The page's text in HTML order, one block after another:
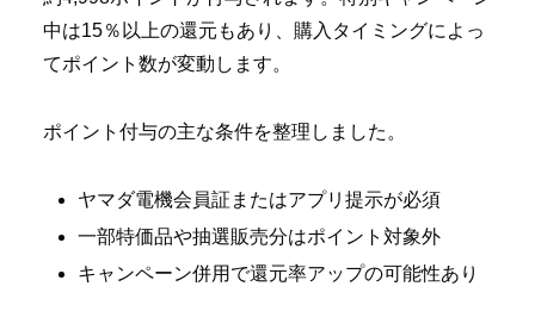
中は15％以上の還元もあり、購入タイミングによっ
てポイント数が変動します。
ポイント付与の主な条件を整理しました。
ヤマダ電機会員証またはアプリ提示が必須
一部特価品や抽選販売分はポイント対象外
キャンペーン併用で還元率アップの可能性あり